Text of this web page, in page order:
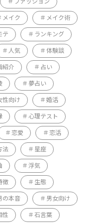
ファッション
メイク メイク術
テ ランキング
人気 体験談
紹介 占い
夢占い
性向け 婚活
心理テスト
恋愛 恋活
法 星座
浮気
徴 生態
の本音 男女向け
性 石言葉